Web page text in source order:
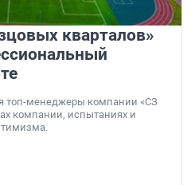
кварталов»
топ-менеджеры компании «СЗ
компании, испытаниях и